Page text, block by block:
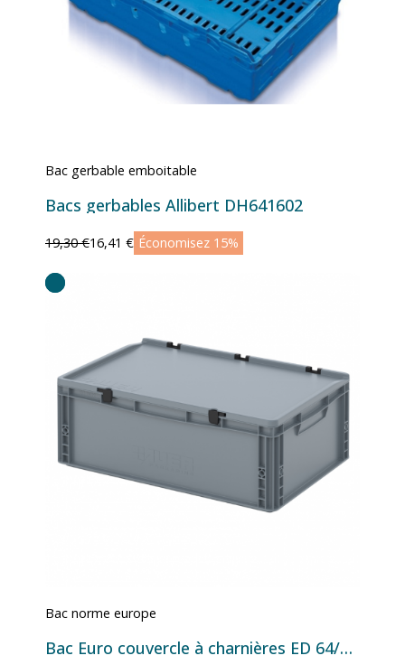
Bac gerbable emboitable
Bacs gerbables Allibert DH641602
19,30 €16,41 € Économisez 15%
Bac norme europe
Bac Euro couvercle à charnières ED 64/22 HG - 600x400x235 mm - 45 L